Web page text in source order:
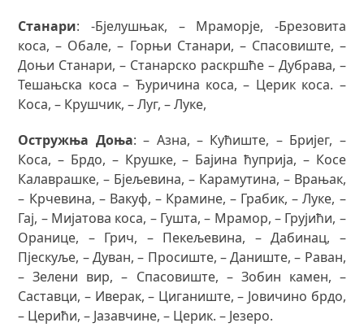
Станари: -Бјелушњак, – Мраморје, -Брезовита
коса, – Обале, – Горњи Станари, – Спасовиште, –
Доњи Станари, – Станарско раскршће – Дубрава, –
Тешањска коса – Ђуричина коса, – Церик коса. –
Коса, – Крушчик, – Луг, – Луке,
Остружња Доња: – Азна, – Кућиште, – Бријег, –
Коса, – Брдо, – Крушке, – Бајина ћуприја, – Косе
Калаврашке, – Бјељевина, – Карамутина, – Врањак,
– Крчевина, – Вакуф, – Крамине, – Грабик, – Луке, –
Гај, – Мијатова коса, – Гушта, – Мрамор, – Грујићи, –
Оранице, – Грич, – Пекељевина, – Дабинац, –
Пјескуље, – Дуван, – Просиште, – Даниште, – Раван,
– Зелени вир, – Спасовиште, – Зобин камен, –
Саставци, – Иверак, – Циганиште, – Јовичино брдо,
– Церићи, – Јазавчине, – Церик. – Језеро.